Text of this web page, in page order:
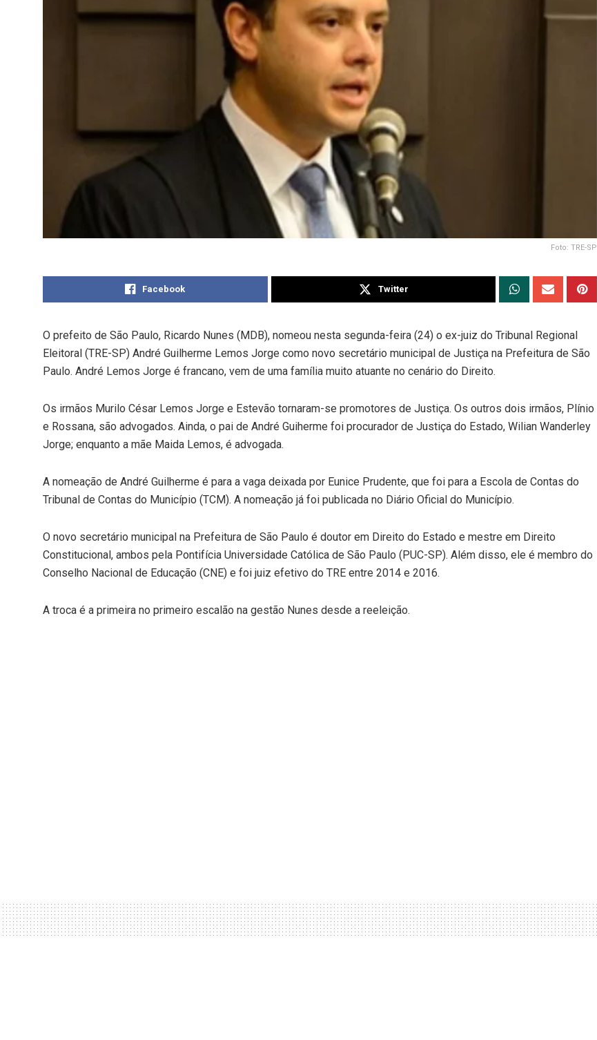
Foto: TRE-SP
Facebook Twitter
O prefeito de São Paulo, Ricardo Nunes (MDB), nomeou nesta segunda-feira (24) o ex-juiz do Tribunal Regional
Eleitoral (TRE-SP) André Guilherme Lemos Jorge como novo secretário municipal de Justiça na Prefeitura de São
Paulo. André Lemos Jorge é francano, vem de uma família muito atuante no cenário do Direito.
Os irmãos Murilo César Lemos Jorge e Estevão tornaram-se promotores de Justiça. Os outros dois irmãos, Plínio
e Rossana, são advogados. Ainda, o pai de André Guiherme foi procurador de Justiça do Estado, Wilian Wanderley
Jorge; enquanto a mãe Maida Lemos, é advogada.
A nomeação de André Guilherme é para a vaga deixada por Eunice Prudente, que foi para a Escola de Contas do
Tribunal de Contas do Município (TCM). A nomeação já foi publicada no Diário Oficial do Município.
O novo secretário municipal na Prefeitura de São Paulo é doutor em Direito do Estado e mestre em Direito
Constitucional, ambos pela Pontifícia Universidade Católica de São Paulo (PUC-SP). Além disso, ele é membro do
Conselho Nacional de Educação (CNE) e foi juiz efetivo do TRE entre 2014 e 2016.
A troca é a primeira no primeiro escalão na gestão Nunes desde a reeleição.